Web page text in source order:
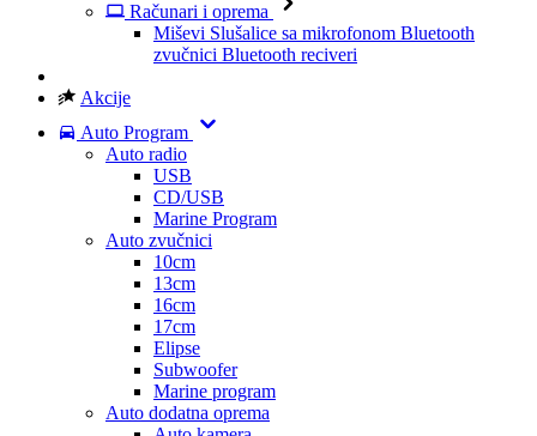
Računari i oprema
Miševi Slušalice sa mikrofonom Bluetooth
zvučnici Bluetooth reciveri
Akcije
Auto Program
Auto radio
USB
CD/USB
Marine Program
Auto zvučnici
10cm
13cm
16cm
17cm
Elipse
Subwoofer
Marine program
Auto dodatna oprema